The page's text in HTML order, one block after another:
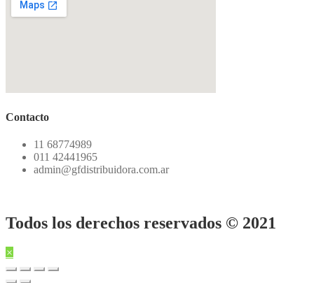
Contacto
11 68774989
011 42441965
admin@gfdistribuidora.com.ar
Todos los derechos reservados © 2021
×